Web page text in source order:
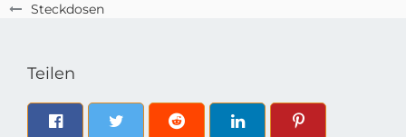
Steckdosen
Teilen